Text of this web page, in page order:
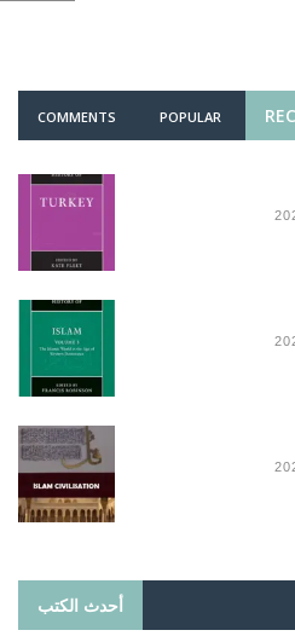
POPULAR
COMMENTS
أحدث الكتب